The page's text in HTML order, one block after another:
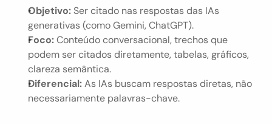
Objetivo: Ser citado nas respostas das IAs
generativas (como Gemini, ChatGPT).
Foco: Conteúdo conversacional, trechos que
podem ser citados diretamente, tabelas, gráficos,
clareza semântica.
Diferencial: As IAs buscam respostas diretas, não
necessariamente palavras-chave.